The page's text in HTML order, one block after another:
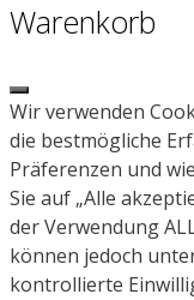
Warenkorb
Close
Wir verwenden
die bestmögliche
Präferenzen und
Sie auf „Alle
der Verwendung
können jedoch
kontrollierte